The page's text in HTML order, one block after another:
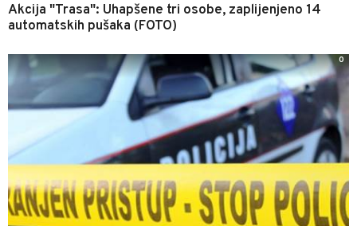
Akcija "Trasa": Uhapšene tri osobe, zaplijenjeno 14
automatskih pušaka (FOTO)
0